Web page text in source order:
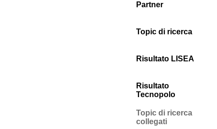
Partner
Topic di ricerca
Risultato LISEA
Risultato
Tecnopolo
Topic di ricerca
collegati